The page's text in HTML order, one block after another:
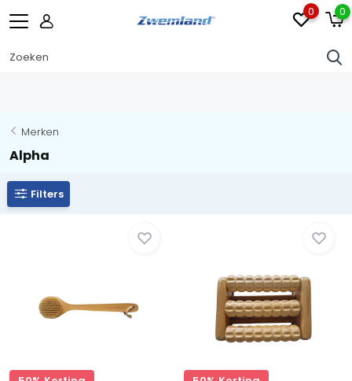
0 0
Merken
Alpha
Filters